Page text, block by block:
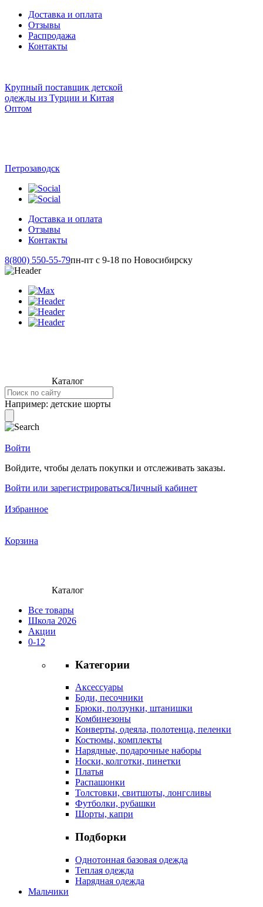
Доставка и оплата
Отзывы
Распродажа
Контакты
Крупный поставщик детской
одежды из Турции и Китая
Оптом
Петрозаводск
Доставка и оплата
Отзывы
Контакты
8(800) 550-55-79пн-пт с 9-18 по Новосибирску
Каталог
Например: детские шорты
Войти
Войдите, чтобы делать покупки и отслеживать заказы.
Войти или зарегистрироватьсяЛичный кабинет
Избранное
Корзина
Каталог
Все товары
Школа 2026
Акции
0-12
Категории
Аксессуары
Боди, песочники
Брюки, ползунки, штанишки
Комбинезоны
Конверты, одеяла, полотенца, пеленки
Костюмы, комплекты
Нарядные, подарочные наборы
Носки, колготки, пинетки
Платья
Распашонки
Толстовки, свитшоты, лонгсливы
Футболки, рубашки
Шорты, капри
Подборки
Однотонная базовая одежда
Теплая одежда
Нарядная одежда
Мальчики